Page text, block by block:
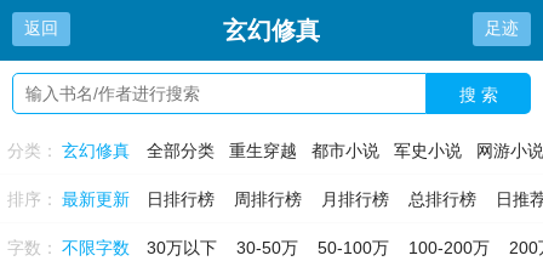
返回 玄幻修真 足迹
搜 索
分类： 全部分类
玄幻修真 重生穿越 都市小说 军史小说 网游小说
排序： 日排行榜 周排行榜 月排行榜 总排行榜 日推
最新更新
字数： 不限字数 30万以下 30-50万 50-100万 100-200万 200